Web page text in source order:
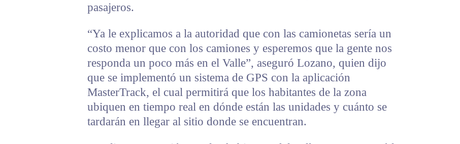
pasajeros.
“Ya le explicamos a la autoridad que con las camionetas sería un
costo menor que con los camiones y esperemos que la gente nos
responda un poco más en el Valle”, aseguró Lozano, quien dijo
que se implementó un sistema de GPS con la aplicación
MasterTrack, el cual permitirá que los habitantes de la zona
ubiquen en tiempo real en dónde están las unidades y cuánto se
tardarán en llegar al sitio donde se encuentran.